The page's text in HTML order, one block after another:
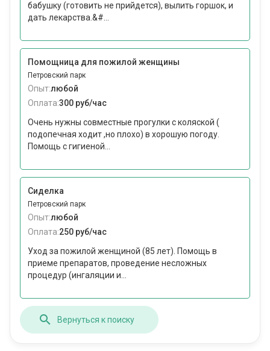
бабушку (готовить не прийдется), вылить горшок, и
дать лекарства.&#...
Помощница для пожилой женщины
Петровский парк
Опыт:любой
Оплата:300 руб/час
Очень нужны совместные прогулки с коляской (
подопечная ходит ,но плохо) в хорошую погоду.
Помощь с гигиеной...
Сиделка
Петровский парк
Опыт:любой
Оплата:250 руб/час
Уход за пожилой женщиной (85 лет). Помощь в
приеме препаратов, проведение несложных
процедур (ингаляции и...
Вернуться к поиску